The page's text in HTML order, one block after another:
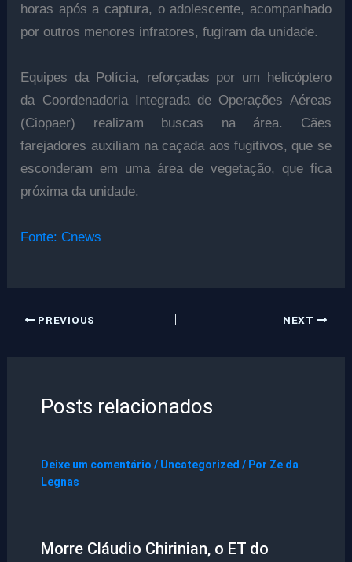
horas após a captura, o adolescente, acompanhado
por outros menores infratores, fugiram da unidade.
Equipes da Polícia, reforçadas por um helicóptero
da Coordenadoria Integrada de Operações Aéreas
(Ciopaer) realizam buscas na área. Cães
farejadores auxiliam na caçada aos fugitivos, que se
esconderam em uma área de vegetação, que fica
próxima da unidade.
Fonte: Cnews
PREVIOUS NEXT
Posts relacionados
Deixe um comentário / Uncategorized / Por Ze da
Legnas
Morre Cláudio Chirinian, o ET do